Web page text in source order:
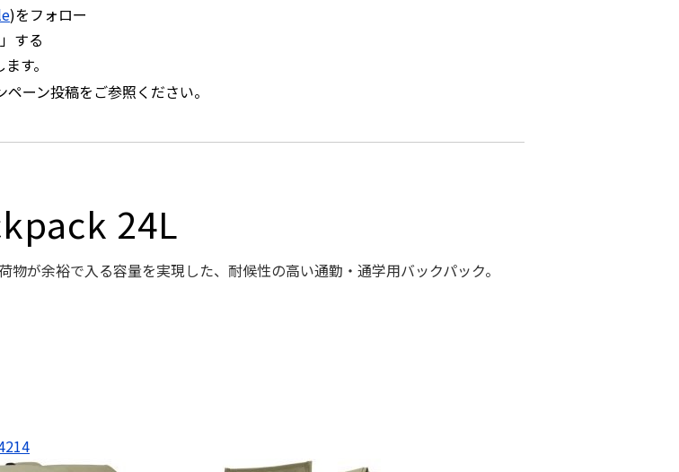
)をフォロー
する
す。
ーン投稿をご参照ください。
24L
が余裕で入る容量を実現した、耐候性の高い通勤・通学用バックパック。